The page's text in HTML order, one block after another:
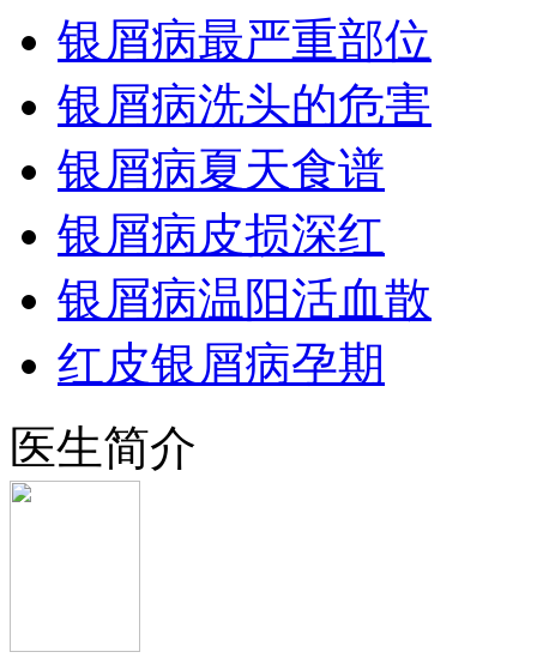
银屑病最严重部位
银屑病洗头的危害
银屑病夏天食谱
银屑病皮损深红
银屑病温阳活血散
红皮银屑病孕期
医生简介